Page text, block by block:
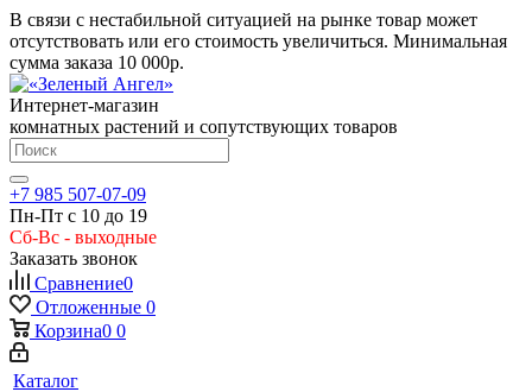
В связи с нестабильной ситуацией на рынке товар может
отсутствовать или его стоимость увеличиться. Минимальная
сумма заказа 10 000р.
Интернет-магазин
комнатных растений и сопутствующих товаров
+7 985 507-07-09
Пн-Пт с 10 до 19
Сб-Вс - выходные
Заказать звонок
Сравнение0
Отложенные 0
Корзина0 0
Каталог